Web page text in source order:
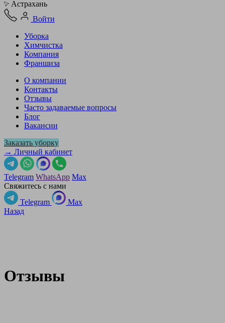
Астрахань
Войти
Уборка
Химчистка
Компания
Франшиза
О компании
Контакты
Отзывы
Часто задаваемые вопросы
Блог
Вакансии
Заказать уборку
→ Личный кабинет
Telegram WhatsApp Max
Свяжитесь с нами
Telegram
Max
Назад
Отзывы